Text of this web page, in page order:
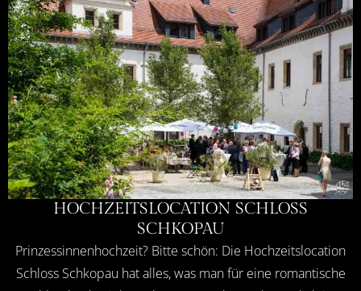
HOCHZEITSLOCATION SCHLOSS
SCHKOPAU
Prinzessinnenhochzeit? Bitte schön: Die Hochzeitslocation
Schloss Schkopau hat alles, was man für eine romantische